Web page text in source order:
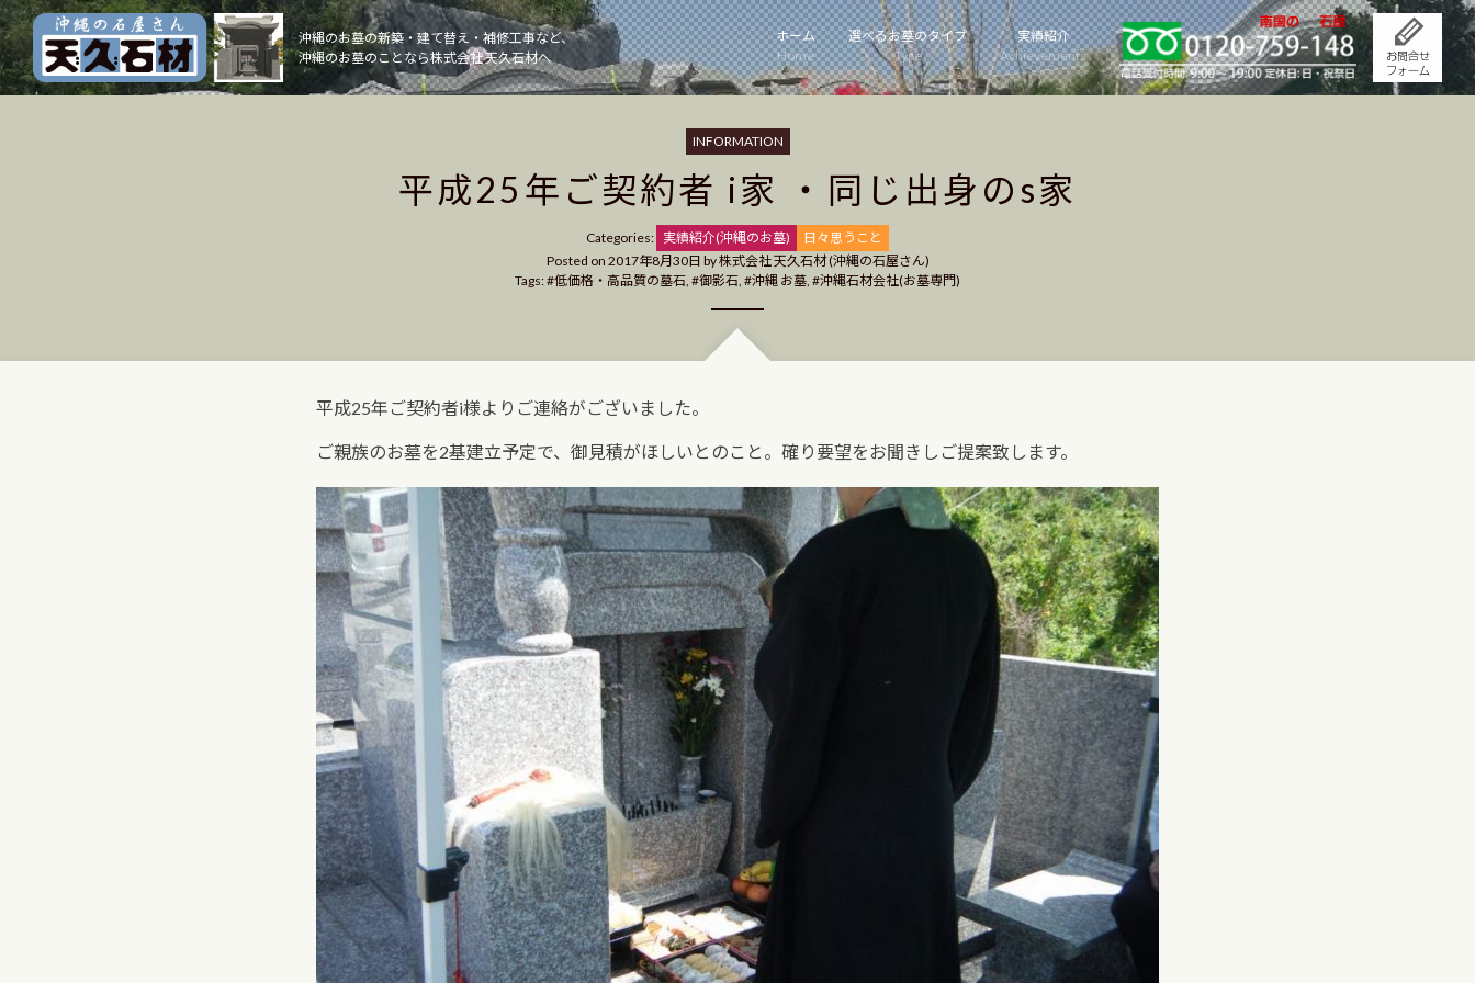
Skip
to
content
沖縄のお墓の新築・建て替え・補修工事など、
沖縄のお墓のことなら株式会社 天久石材へ
ホーム
Home
選べるお墓のタイプ
Type
実績紹介
Achievements
INFORMATION
平成25年ご契約者 i家 ・同じ出身のs家
Categories: Categories
実績紹介(沖縄のお墓)
日々思うこと
Posted on 2017年8月30日 by株式会社 天久石材 (沖縄の石屋さん)
Tags: 低価格・高品質の墓石, 御影石, 沖縄 お墓, 沖縄石材会社(お墓専門)
平成25年ご契約者i様よりご連絡がございました。
ご親族のお墓を2基建立予定で、御見積がほしいとのこと。確り要望をお聞きしご提案致します。